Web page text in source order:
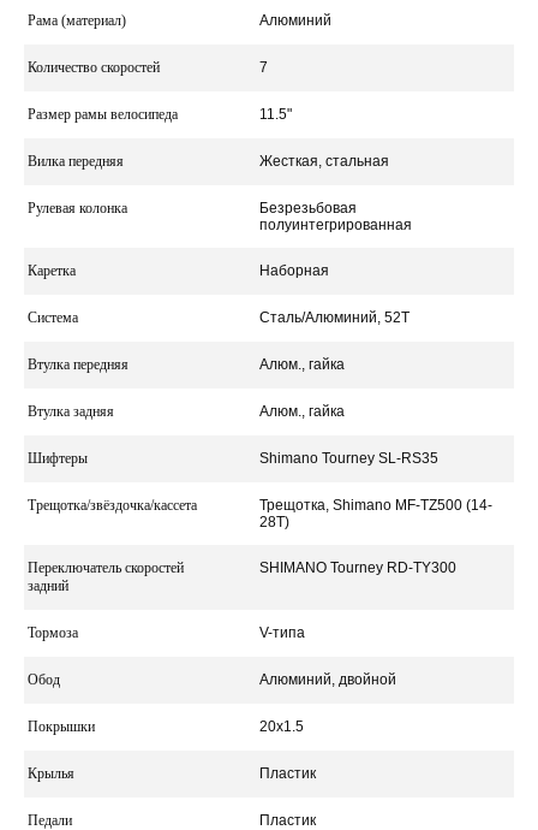
Рама (материал) Алюминий
Количество скоростей 7
Размер рамы велосипеда 11.5"
Вилка передняя Жесткая, стальная
Рулевая колонка
Безрезьбовая
полуинтегрированная
Каретка Наборная
Система Сталь/Алюминий, 52Т
Втулка передняя Алюм., гайка
Втулка задняя Алюм., гайка
Шифтеры Shimano Tourney SL-RS35
Трещотка/звёздочка/кассета
Трещотка, Shimano MF-TZ500 (14-
28T)
Переключатель скоростей
задний
SHIMANO Tourney RD-TY300
Тормоза V-типа
Обод Алюминий, двойной
Покрышки 20x1.5
Крылья Пластик
Педали Пластик